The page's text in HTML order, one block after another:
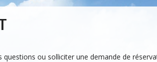
ou solliciter une demande de